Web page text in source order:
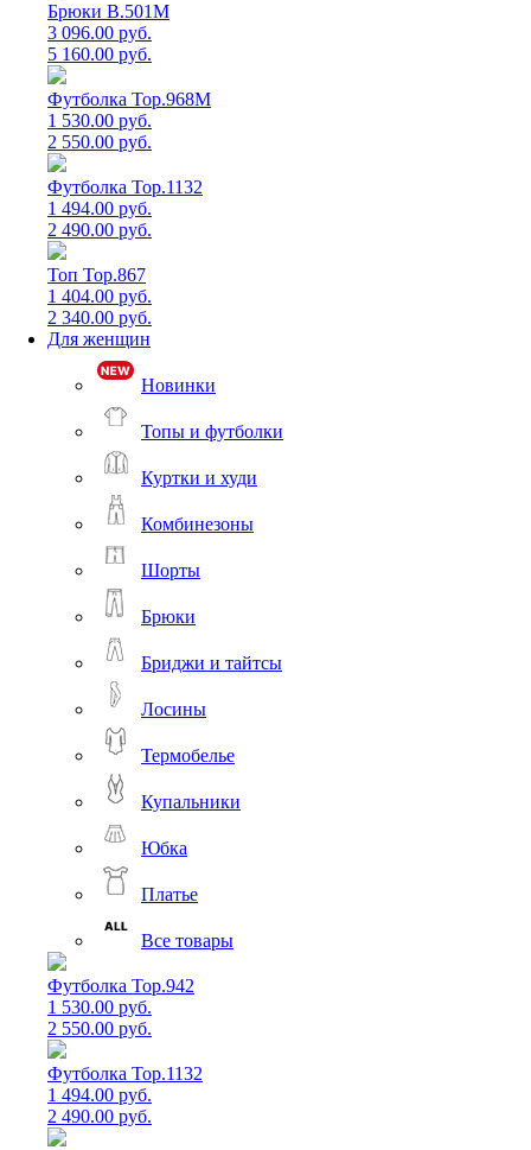
Брюки B.501M
3 096.00 руб.
5 160.00 руб.
Футболка Top.968M
1 530.00 руб.
2 550.00 руб.
Футболка Top.1132
1 494.00 руб.
2 490.00 руб.
Топ Top.867
1 404.00 руб.
2 340.00 руб.
Для женщин
Новинки
Топы и футболки
Куртки и худи
Комбинезоны
Шорты
Брюки
Бриджи и тайтсы
Лосины
Термобелье
Купальники
Юбка
Платье
Все товары
Футболка Top.942
1 530.00 руб.
2 550.00 руб.
Футболка Top.1132
1 494.00 руб.
2 490.00 руб.